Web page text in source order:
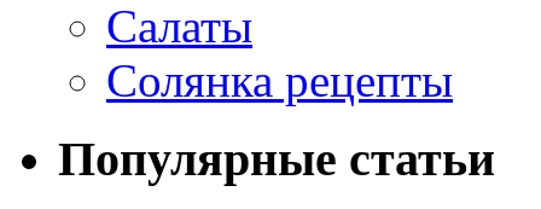
Салаты
Солянка рецепты
Популярные статьи